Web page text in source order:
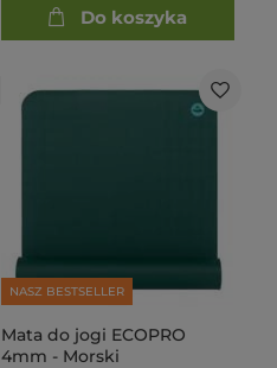
Do koszyka
NASZ BESTSELLER
Mata do jogi ECOPRO
4mm - Morski